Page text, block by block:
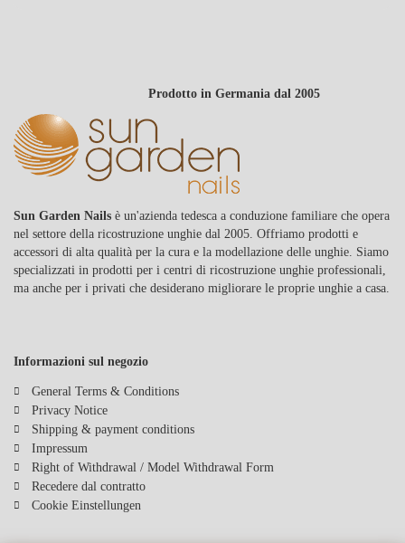
Prodotto in Germania dal 2005
Sun Garden Nails è un'azienda tedesca a conduzione familiare che opera
nel settore della ricostruzione unghie dal 2005. Offriamo prodotti e
accessori di alta qualità per la cura e la modellazione delle unghie. Siamo
specializzati in prodotti per i centri di ricostruzione unghie professionali,
ma anche per i privati che desiderano migliorare le proprie unghie a casa.
Informazioni sul negozio
General Terms & Conditions
Privacy Notice
Shipping & payment conditions
Impressum
Right of Withdrawal / Model Withdrawal Form
Recedere dal contratto
Cookie Einstellungen